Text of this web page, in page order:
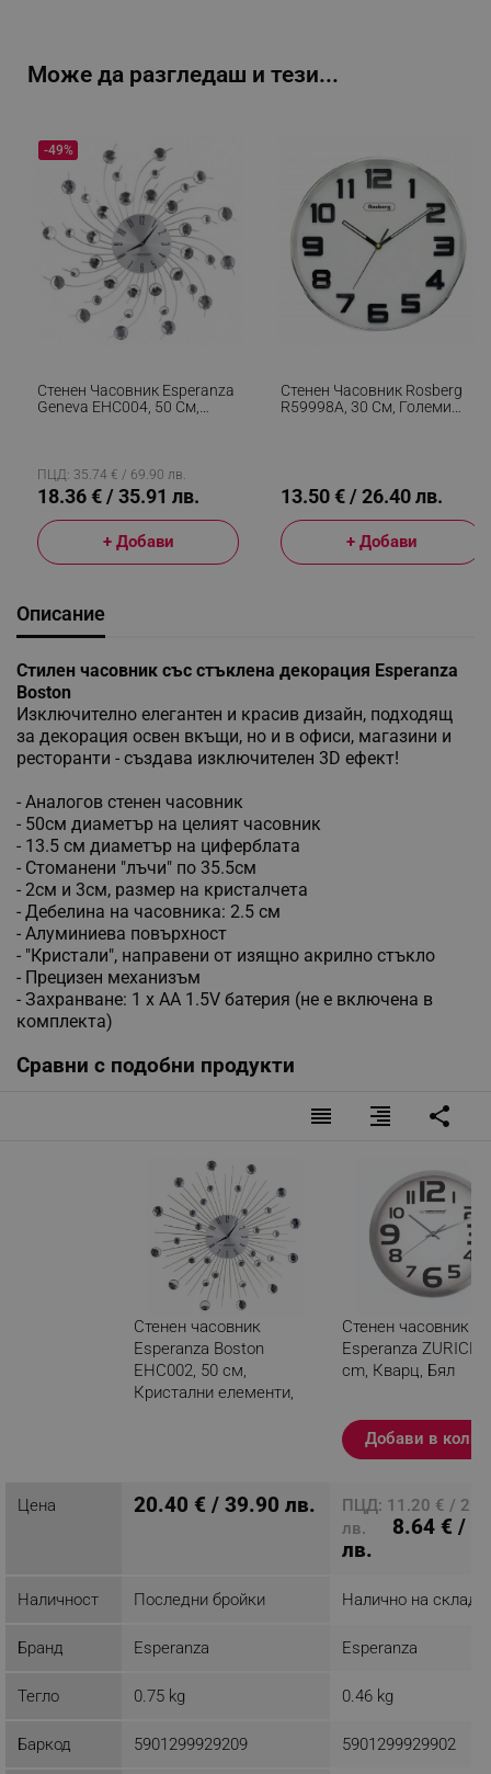
Може да разгледаш и тези...
Стенен Часовник Esperanza
Geneva EHC004, 50 См,
-49%
ПЦД: 35.74 € / 69.90 лв.
18.36 € / 35.91 лв.
+ Добави
Стенен Часовник Rosberg
R59998A, 30 См, Големи
13.50 € / 26.40 лв.
+ Добави
Описание
Стилен часовник със стъклена декорация Esperanza
Boston
Изключително елегантен и красив дизайн, подходящ
за декорация освен вкъщи, но и в офиси, магазини и
ресторанти - създава изключителен 3D ефект!
- Аналогов стенен часовник
- 50см диаметър на целият часовник
- 13.5 см диаметър на циферблата
- Стоманени "лъчи" по 35.5см
- 2см и 3см, размер на кристалчета
- Дебелина на часовника: 2.5 см
- Алуминиева повърхност
- "Кристали", направени от изящно акрилно стъкло
- Прецизен механизъм
- Захранване: 1 х АА 1.5V батерия (не е включена в
комплекта)
Сравни с подобни продукти
reorder format_align_right share
Стенен часовник
Esperanza Boston
EHC002, 50 см,
Кристални елементи,
Стенен часовник
Esperanza ZURICH,
cm, Кварц, Бял
Добави в
Цена 20.40 € / 39.90 лв.
ПЦД: 11.20 € /
лв.
8.64 € /
лв.
Наличност Последни бройки Налично на склад
Бранд Esperanza Esperanza
Тегло 0.75 kg 0.46 kg
Баркод 5901299929209 5901299929902